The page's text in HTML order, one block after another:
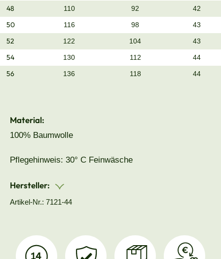
48 110 92 42
50 116 98 43
52 122 104 43
54 130 112 44
56 136 118 44
Material:
100% Baumwolle
Pflegehinweis: 30° C Feinwäsche
Hersteller:
Artikel-Nr.: 7121-44